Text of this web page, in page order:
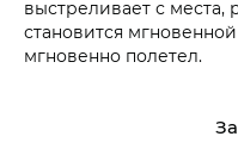
выстреливает с места,
становится
мгновенно полетел.